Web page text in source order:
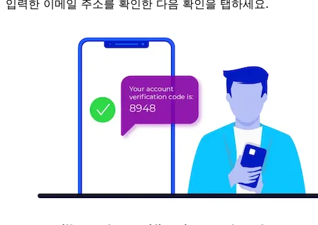
입력한 이메일 주소를 확인한 다음 확인을 탭하세요.